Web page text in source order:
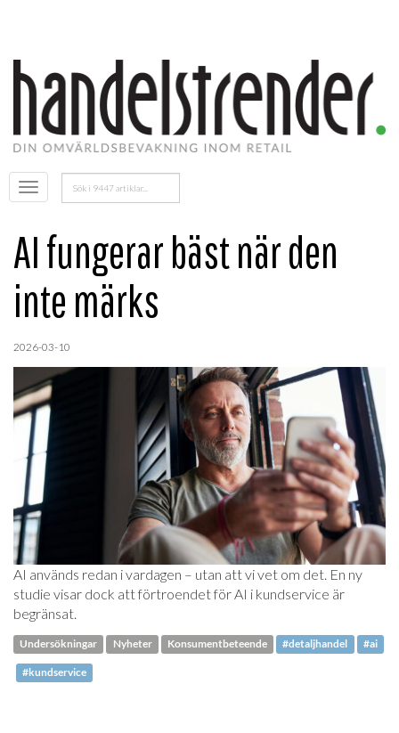
Öppna
menyn
Sök
efter:
AI fungerar bäst när den
inte märks
2026-03-10
AI används redan i vardagen – utan att vi vet om det. En ny
studie visar dock att förtroendet för AI i kundservice är
begränsat.
Undersökningar Nyheter Konsumentbeteende #detaljhandel #ai
#kundservice